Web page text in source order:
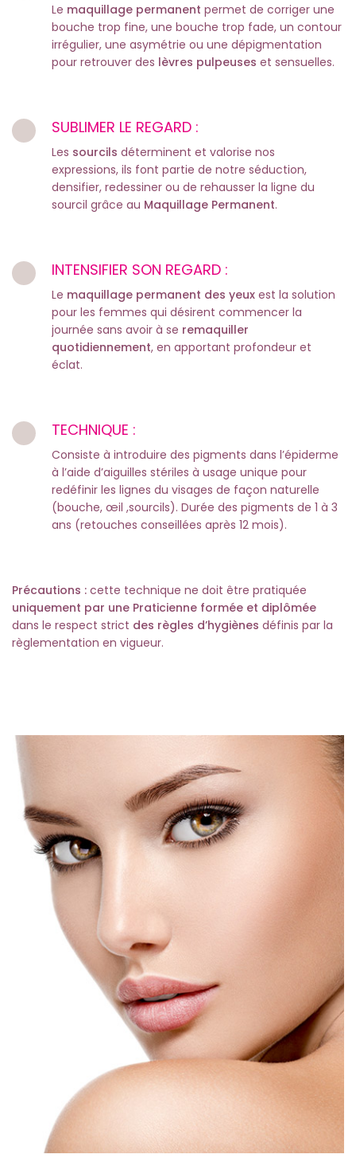
Le maquillage permanent permet de corriger une
bouche trop fine, une bouche trop fade, un contour
irrégulier, une asymétrie ou une dépigmentation
pour retrouver des lèvres pulpeuses et sensuelles.
SUBLIMER LE REGARD :
Les sourcils déterminent et valorise nos
expressions, ils font partie de notre séduction,
densifier, redessiner ou de rehausser la ligne du
sourcil grâce au Maquillage Permanent.
INTENSIFIER SON REGARD :
Le maquillage permanent des yeux est la solution
pour les femmes qui désirent commencer la
journée sans avoir à se remaquiller
quotidiennement, en apportant profondeur et
éclat.
TECHNIQUE :
Consiste à introduire des pigments dans l’épiderme
à l’aide d’aiguilles stériles à usage unique pour
redéfinir les lignes du visages de façon naturelle
(bouche, œil ,sourcils). Durée des pigments de 1 à 3
ans (retouches conseillées après 12 mois).
Précautions : cette technique ne doit être pratiquée
uniquement par une Praticienne formée et diplômée
dans le respect strict des règles d’hygiènes définis par la
règlementation en vigueur.